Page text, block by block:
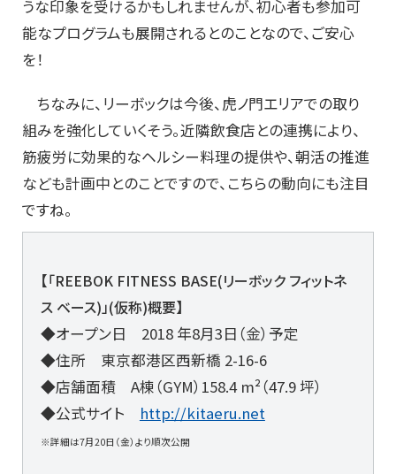
うな印象を受けるかもしれませんが、初心者も参加可
能なプログラムも展開されるとのことなので、ご安心
を！
ちなみに、リーボックは今後、虎ノ門エリアでの取り
組みを強化していくそう。近隣飲食店との連携により、
筋疲労に効果的なヘルシー料理の提供や、朝活の推進
なども計画中とのことですので、こちらの動向にも注目
ですね。
【「REEBOK FITNESS BASE(リーボック フィットネ
ス ベース)」(仮称)概要】
◆オープン日 2018 年8月3日（金）予定
◆住所 東京都港区西新橋 2-16-6
◆店舗面積 A棟（GYM）158.4 m²（47.9 坪）
◆公式サイト http://kitaeru.net
※詳細は7月20日（金）より順次公開